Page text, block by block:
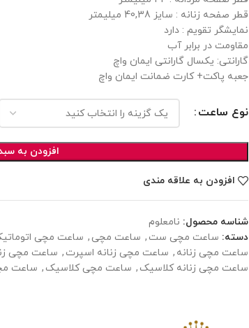
قطر صفحه زنانه : سایز 40,38 میلیمتر
نمایشگر تقویم : دارد
مقاومت در برابر آب
گارانتی: یکسال گارانتی ایمان واچ
جعبه پاکت+ کارت ضمانت ایمان واچ
نوع ساعت
افزودن به
افزودن به علاقه مندی
شناسه محصول: نامعلوم
دسته: ساعت مچی ست , ساعت مچی , ساعت مچی
ساعت مچی زنانه , ساعت مچی زنانه اسپرت , ساعت مچی
ساعت مچی زنانه کلاسیک , ساعت مچی کلاسیک , ساعت